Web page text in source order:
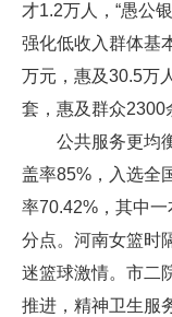
才1.2万人，“愚公
强化低收入群体基
万元，惠及30.5万
套，惠及群众2300
公共服务更均
盖率85%，入选全
率70.42%，其中
分点。河南女篮时
迷篮球激情。市二
推进，精神卫生服